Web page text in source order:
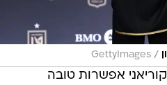
/
GettyImages
אפשרות טובה